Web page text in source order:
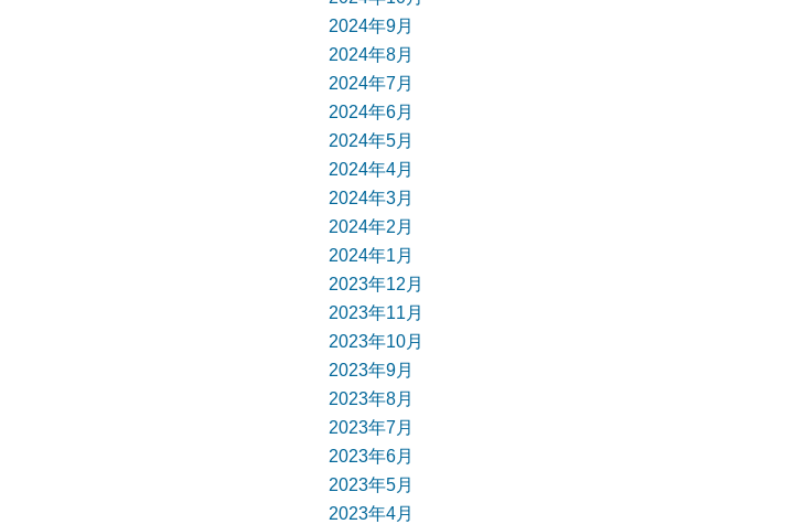
2024年9月
2024年8月
2024年7月
2024年6月
2024年5月
2024年4月
2024年3月
2024年2月
2024年1月
2023年12月
2023年11月
2023年10月
2023年9月
2023年8月
2023年7月
2023年6月
2023年5月
2023年4月